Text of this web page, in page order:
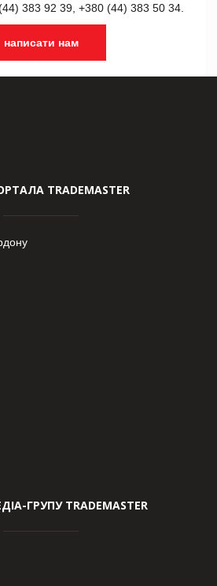
383 92 39, +380 (44) 383 50 34.
написати нам
TRADEMASTER
ГРУПУ TRADEMASTER